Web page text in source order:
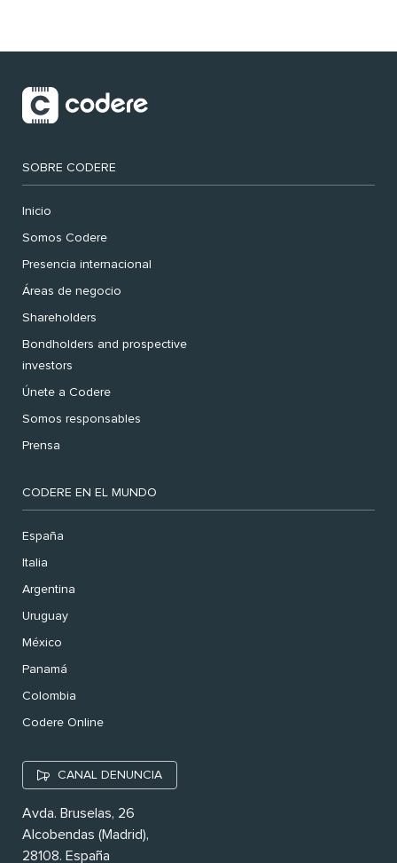
SOBRE CODERE
Inicio
Somos Codere
Presencia internacional
Áreas de negocio
Shareholders
Bondholders and prospective
investors
Únete a Codere
Somos responsables
Prensa
CODERE EN EL MUNDO
España
Italia
Argentina
Uruguay
México
Panamá
Colombia
Codere Online
CANAL DENUNCIA
Avda. Bruselas, 26
Alcobendas (Madrid),
28108. España